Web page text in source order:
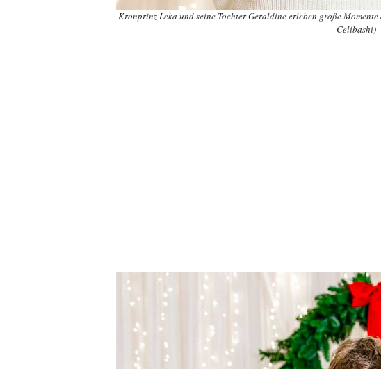
Kronprinz Leka und seine Tochter Geraldine erleben große
Celibashi)